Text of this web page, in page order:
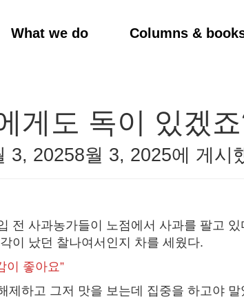
What we do Columns &
게도 독이 있겠
3, 20258월 3, 2025에 게시
전 사과농가들이 노점에서 사과를 팔고
이 났던 찰나여서인지 차를 세웠다.
이 좋아요”
제하고 그저 맛을 보는데 집중을 하고야 말